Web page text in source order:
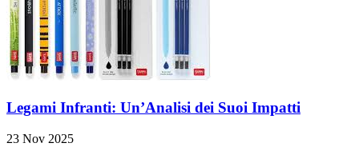
Legami Infranti: Un’Analisi dei Suoi Impatti
23 Nov 2025